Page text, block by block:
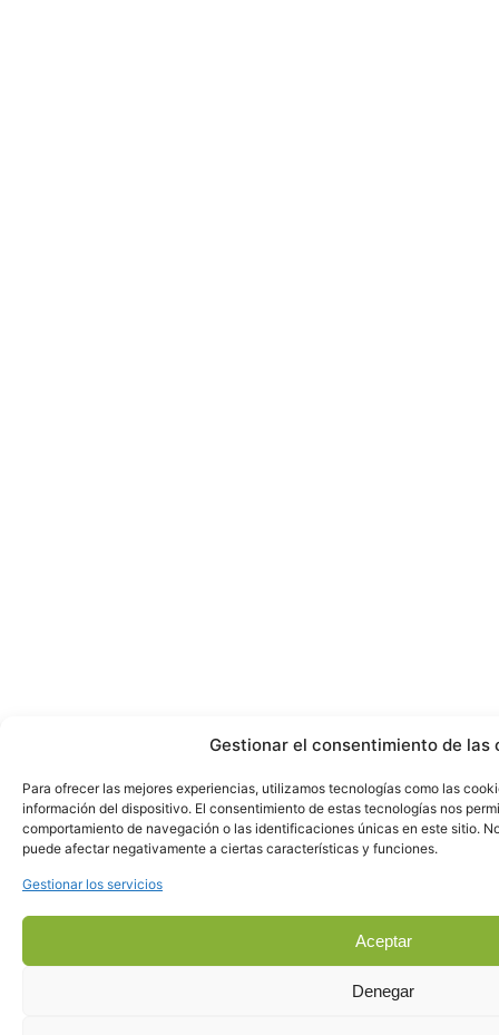
Gestionar el consentimiento de las
Para ofrecer las mejores experiencias, utilizamos tecnologías como las
información del dispositivo. El consentimiento de estas tecnologías nos
comportamiento de navegación o las identificaciones únicas en este sitio.
puede afectar negativamente a ciertas características y funciones.
Gestionar los servicios
Aceptar
Denegar